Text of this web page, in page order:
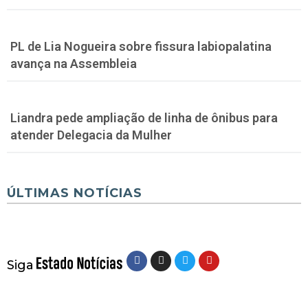
PL de Lia Nogueira sobre fissura labiopalatina
avança na Assembleia
Liandra pede ampliação de linha de ônibus para
atender Delegacia da Mulher
ÚLTIMAS NOTÍCIAS
Siga